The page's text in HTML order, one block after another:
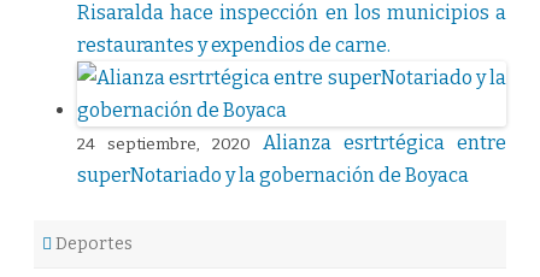
Risaralda hace inspección en los municipios a
restaurantes y expendios de carne.
24 septiembre, 2020
Alianza esrtrtégica entre
superNotariado y la gobernación de Boyaca
Deportes